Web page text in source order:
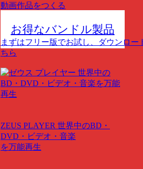
動画作品をつくる
お得なバンドル製品
まずはフリー版でお試し、ダウンロー
ちら
ZEUS PLAYER 世界中のBD・
DVD・ビデオ・音楽
を万能再生